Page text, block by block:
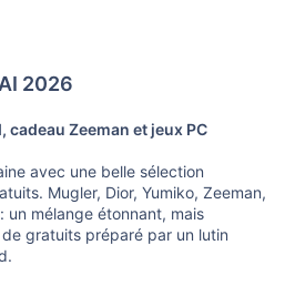
2026
Zeeman et jeux PC
avec une belle sélection
Mugler, Dior, Yumiko, Zeeman,
un mélange étonnant, mais
gratuits préparé par un lutin